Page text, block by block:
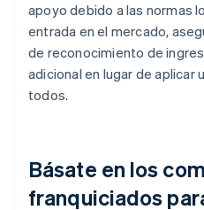
apoyo debido a las normas
entrada en el mercado,
de reconocimiento de
adicional en lugar de aplicar
todos.
Básate en los
franquiciados